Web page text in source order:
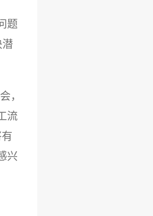
题
，
流
兴